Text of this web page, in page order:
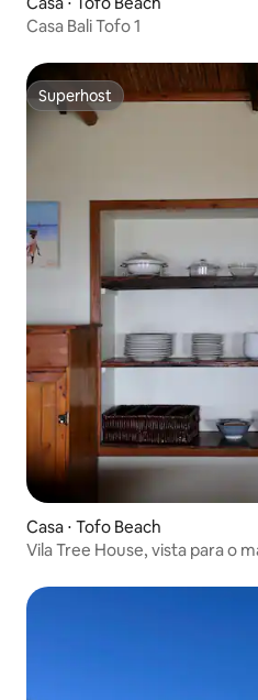
Casa Bali Tofo 1
Superhost
Superhost
Casa ⋅ Tofo Beach
Vila Tree House, vista para o